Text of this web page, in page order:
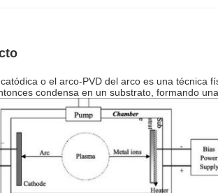
o el arco-PVD del arco es una
condensa en un substrato, formando